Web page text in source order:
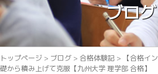
ブログ
トップページ > ブログ > 合格体験記 >
【合格イ
礎から積み上げて克服【九州大学 理学部 合格】